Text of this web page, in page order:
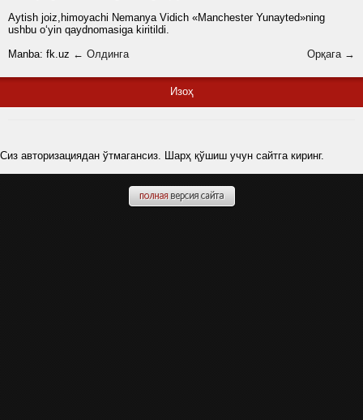
Aytish joiz,himoyachi Nemanya Vidich «Manchester Yunayted»ning
ushbu o‘yin qaydnomasiga kiritildi.
Manba: fk.uz ← Олдинга Орқага →
Изоҳ
Сиз авторизациядан ўтмагансиз. Шарҳ қўшиш учун сайтга киринг.